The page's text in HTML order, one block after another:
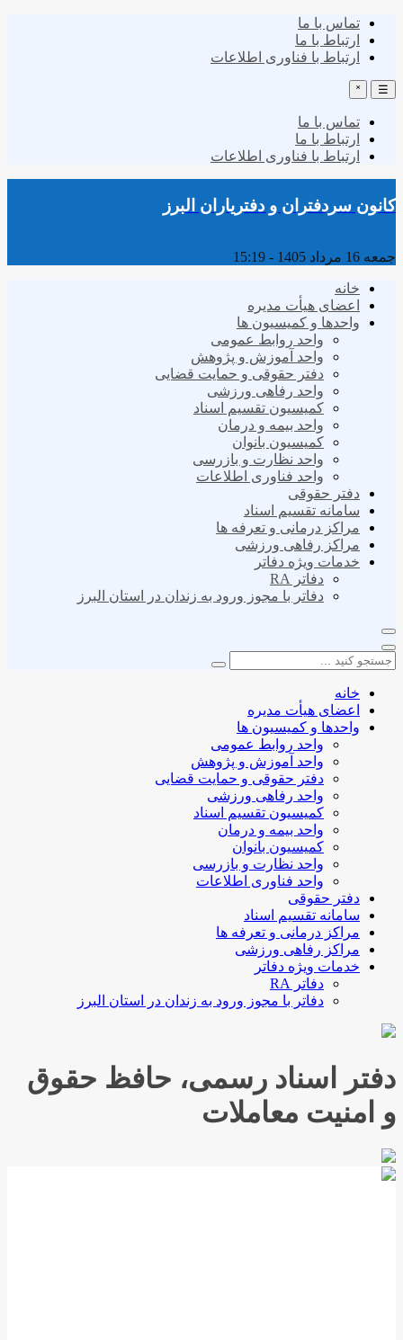
تماس با ما
ارتباط با ما
ارتباط با فناوری اطلاعات
☰
˟
تماس با ما
ارتباط با ما
ارتباط با فناوری اطلاعات
کانون سردفتران و دفتریاران البرز
جمعه 16 مرداد 1405 - 15:19
خانه
اعضای هیأت مدیره
واحدها و کمیسیون ها
واحد روابط عمومی
واحد آموزش و پژوهش
دفتر حقوقی و حمایت قضایی
واحد رفاهی ورزشی
کمیسیون تقسیم اسناد
واحد بیمه و درمان
کمیسیون بانوان
واحد نظارت و بازرسی
واحد فناوری اطلاعات
دفتر حقوقی
سامانه تقسیم اسناد
مراکز درمانی و تعرفه ها
مراکز رفاهی ورزشی
خدمات ویژه دفاتر
دفاتر RA
دفاتر با مجوز ورود به زندان در استان البرز
خانه
اعضای هیأت مدیره
واحدها و کمیسیون ها
واحد روابط عمومی
واحد آموزش و پژوهش
دفتر حقوقی و حمایت قضایی
واحد رفاهی ورزشی
کمیسیون تقسیم اسناد
واحد بیمه و درمان
کمیسیون بانوان
واحد نظارت و بازرسی
واحد فناوری اطلاعات
دفتر حقوقی
سامانه تقسیم اسناد
مراکز درمانی و تعرفه ها
مراکز رفاهی ورزشی
خدمات ویژه دفاتر
دفاتر RA
دفاتر با مجوز ورود به زندان در استان البرز
دفتر اسناد رسمی، حافظ حقوق
و امنیت معاملات